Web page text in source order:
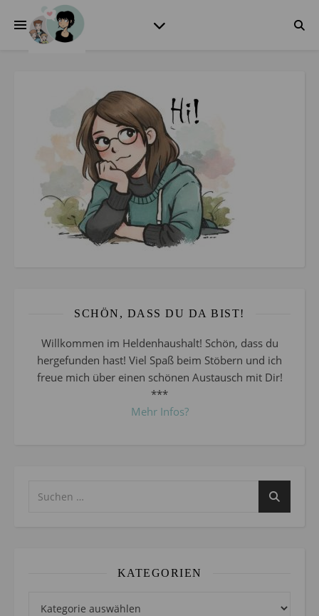
SCHÖN, DASS DU DA BIST!
Willkommen im Heldenhaushalt! Schön, dass du
hergefunden hast! Viel Spaß beim Stöbern und ich
freue mich über einen schönen Austausch mit Dir!
***
Mehr Infos?
KATEGORIEN